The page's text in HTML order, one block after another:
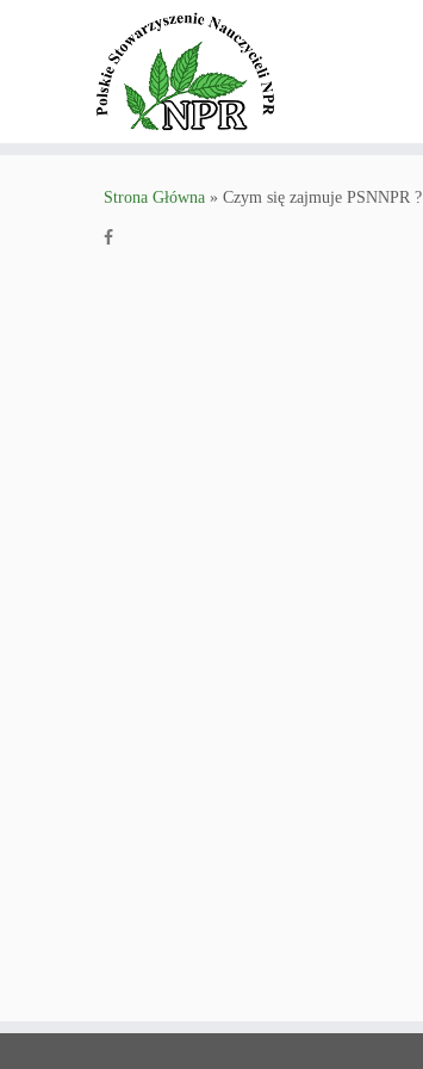
Strona Główna » Czym się zajmuje PSNNPR ?